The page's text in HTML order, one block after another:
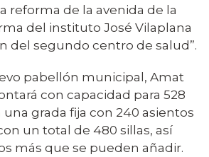
reforma de la avenida de la
del instituto José Vilaplana
del segundo centro de salud”.
pabellón municipal, Amat
con capacidad para 528
grada fija con 240 asientos
un total de 480 sillas, así
más que se pueden añadir.